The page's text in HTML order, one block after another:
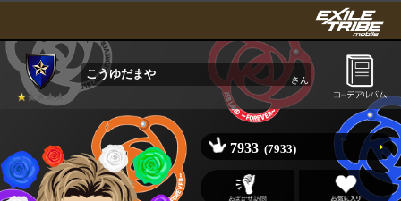
こうゆだまや さん
7933 (7933)